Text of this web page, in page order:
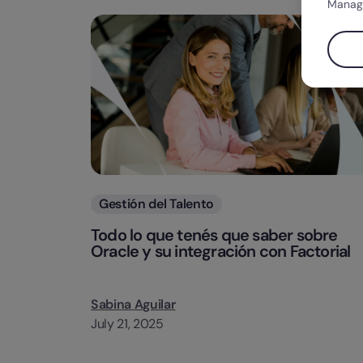
Categorias
Gestión del Talento
Todo lo que tenés que saber sobre
Oracle y su integración con Factorial
Sabina Aguilar
July 21, 2025